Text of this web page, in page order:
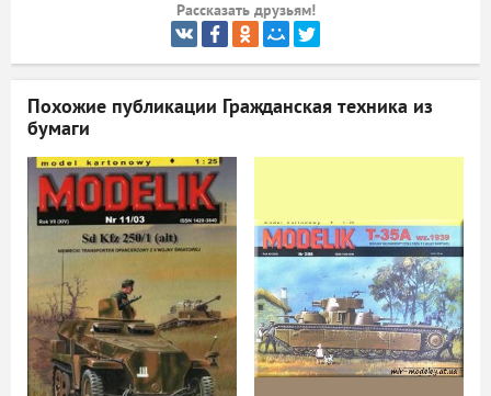
Рассказать друзьям!
Похожие публикации Гражданская техника из
бумаги